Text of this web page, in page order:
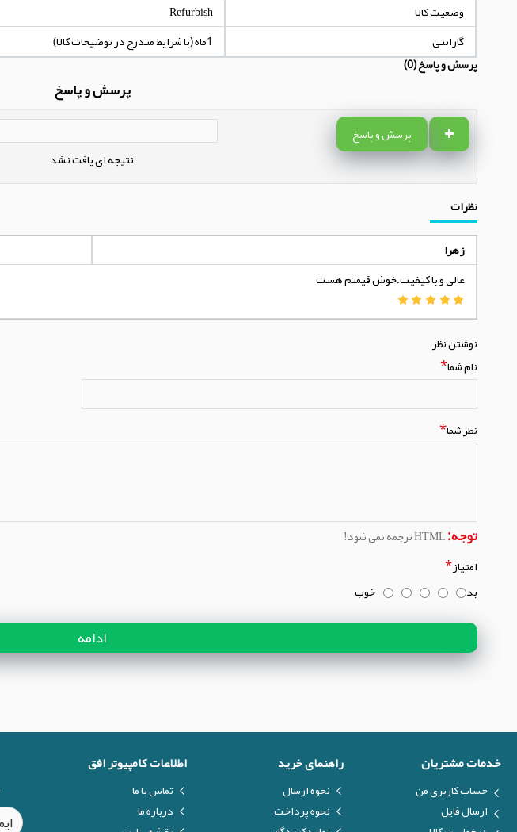
وضعیت کالا
Refurbish
گارانتی
1ماه (با شرایط مندرج در توضیحات کالا)
پرسش و پاسخ (0)
پرسش و پاسخ
پرسش و پاسخ
نتیجه ای یافت نشد
نظرات
زهرا
عالی و با کیفیت.خوش قیمتم هست
نوشتن نظر
نام شما
نظر شما
توجه:
امتیاز
بد
خوب
ادامه
خدمات مشتریان
حساب کاربری من
ارسال فایل
راهنمای خرید
نحوه ارسال
نحوه پرداخت
اطلاعات کامپیوتر افق
تماس با ما
درباره ما